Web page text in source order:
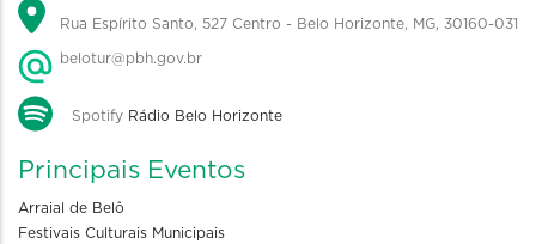
Rua Espírito Santo, 527 Centro - Belo Horizonte, MG, 30160-031
belotur@pbh.gov.br
Spotify Rádio Belo Horizonte
Principais Eventos
Arraial de Belô
Festivais Culturais Municipais